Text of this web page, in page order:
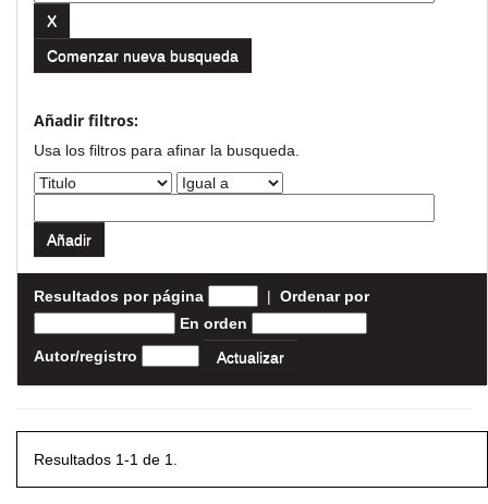
Comenzar nueva busqueda
Añadir filtros:
Usa los filtros para afinar la busqueda.
Resultados por página | Ordenar por
En orden
Autor/registro
Resultados 1-1 de 1.